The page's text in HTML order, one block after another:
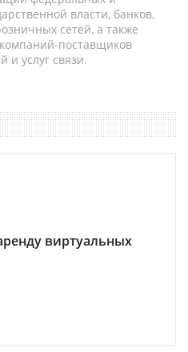
власти, банков,
сетей, а также
поставщиков
и услуг связи.
виртуальных